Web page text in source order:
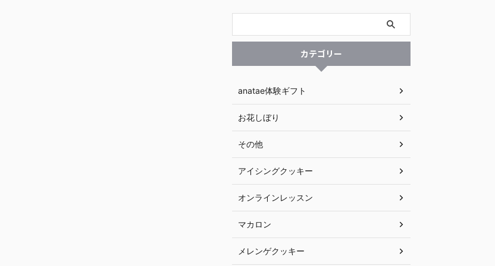
カテゴリー
anatae体験ギフト
お花しぼり
その他
アイシングクッキー
オンラインレッスン
マカロン
メレンゲクッキー